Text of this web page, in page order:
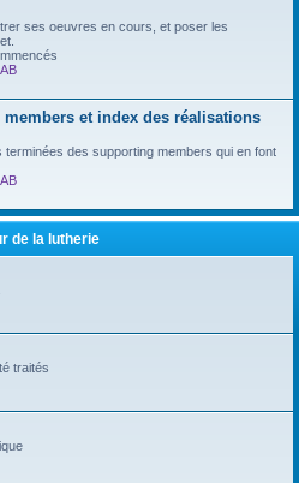
ses oeuvres en cours, et poser les
et index des réalisations
des supporting members qui en font
de la lutherie
traités